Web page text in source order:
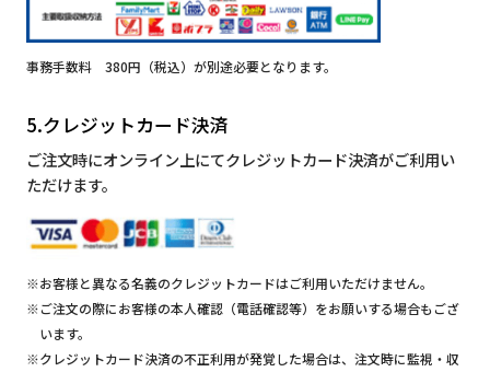
事務手数料 380円（税込）が別途必要となります。
5.クレジットカード決済
ご注文時にオンライン上にてクレジットカード決済がご利用い
ただけます。
※お客様と異なる名義のクレジットカードはご利用いただけません。
※ご注文の際にお客様の本人確認（電話確認等）をお願いする場合もござ
います。
※クレジットカード決済の不正利用が発覚した場合は、注文時に監視・収